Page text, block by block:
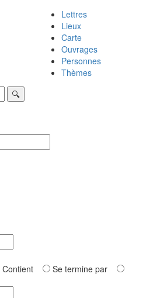
Lettres
Lieux
Carte
Ouvrages
Personnes
Thèmes
Contient
Se termine par